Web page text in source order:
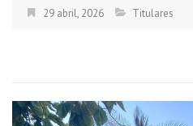
29 abril, 2026 Titulares